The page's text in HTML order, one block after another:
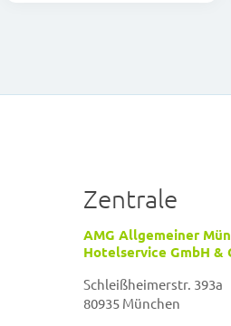
Zentrale
AMG Allgemeiner
Hotelservice GmbH &
Schleißheimerstr. 393a
80935 München